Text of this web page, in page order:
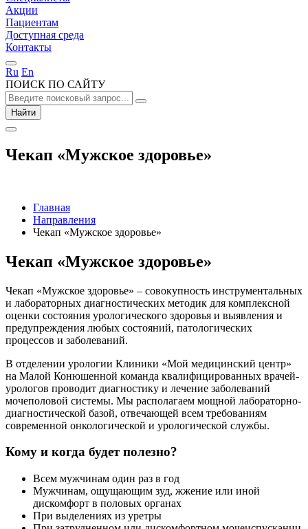
Акции
Пациентам
Доступная среда
Контакты
Ru En
ПОИСК ПО САЙТУ
Найти
Чекап «Мужское здоровье»
Главная
Направления
Чекап «Мужское здоровье»
Чекап «Мужское здоровье»
Чекап «Мужское здоровье» – совокупность инструментальных
и лабораторных диагностических методик для комплексной
оценки состояния урологического здоровья и выявления и
предупреждения любых состояний, патологических
процессов и заболеваний.
В отделении урологии Клиники «Мой медицинский центр»
на Малой Конюшенной команда квалифицированных врачей-
урологов проводит диагностику и лечение заболеваний
мочеполовой системы. Мы располагаем мощной лабораторно-
диагностической базой, отвечающей всем требованиям
современной онкологической и урологической службы.
Кому и когда будет полезно?
Всем мужчинам один раз в год
Мужчинам, ощущающим зуд, жжение или иной
дискомфорт в половых органах
При выделениях из уретры